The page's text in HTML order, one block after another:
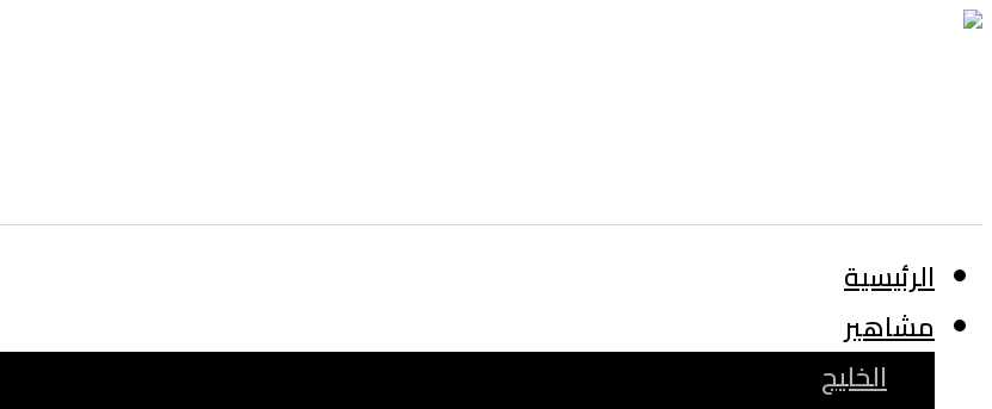
الرئيسية
مشاهير
الخليج